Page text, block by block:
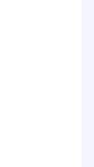
的区别？
？
？